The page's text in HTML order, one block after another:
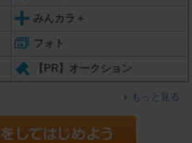
みんカラ＋
フォト
【PR】オークション
もっと見る